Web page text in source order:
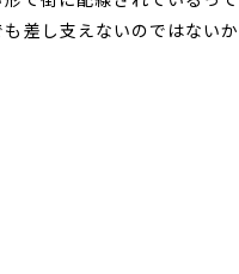
差し支えないのではないか